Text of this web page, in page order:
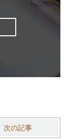
次の記事